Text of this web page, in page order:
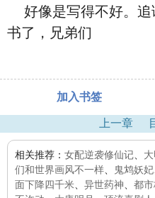
好像是写得不好。追
书了，兄弟们
加入书签
上一章
相关推荐： 女配逆袭修仙记
们和世界画风不一样
鬼鸩妖妃
面下降四千米
异世药神 都